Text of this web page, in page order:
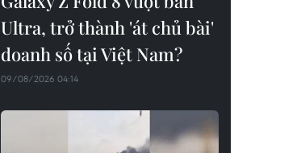
Ultra, trở thành 'át chủ bài'
doanh số tại Việt Nam?
09/08/2026 04:14